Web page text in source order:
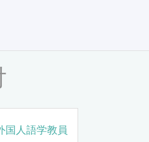
人語学教員